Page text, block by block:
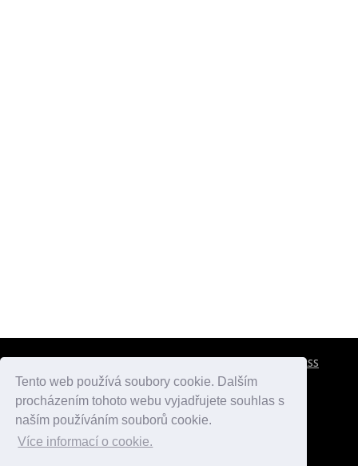
Tento web používá soubory cookie. Dalším
procházením tohoto webu vyjadřujete souhlas s
naším používáním souborů cookie.
Více informací o cookie.
RSS
atlaspamatek.info